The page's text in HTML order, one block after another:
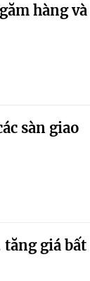
hàng và
sàn giao
tăng giá bất